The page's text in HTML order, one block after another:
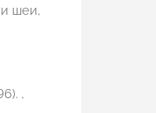
шеи,
,